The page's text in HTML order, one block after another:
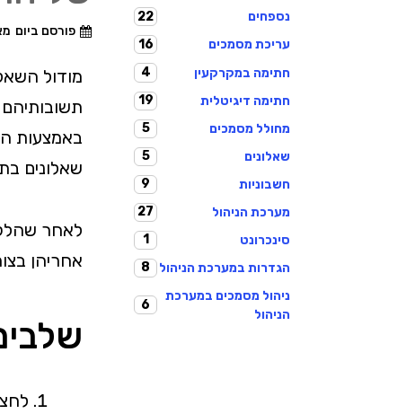
נספחים
22
עריכת מסמכים
16
חתימה במקרקעין
4
חתימה דיגיטלית
19
מחולל מסמכים
5
שאלונים
5
חשבוניות
9
מערכת הניהול
27
סינכרונט
1
הגדרות במערכת הניהול
8
ניהול מסמכים במערכת
הניהול
6
פורסם ביום מאי
מודול
באמצעות
שאלונים
לאחר
אחריהן